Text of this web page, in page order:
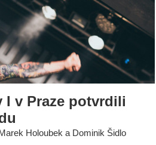
I v Praze potvrdili
Holoubek a Dominik Šidlo